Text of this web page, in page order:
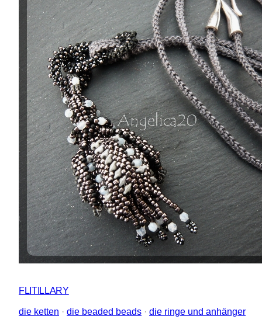
FLITILLARY
die ketten · die beaded beads · die ringe und anhänger